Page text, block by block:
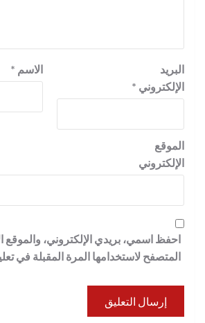
الاسم *
البريد
الإلكتروني *
الموقع
الإلكتروني
احفظ اسمي، بريدي الإلكتروني، والموقع
المتصفح لاستخدامها المرة المقبلة في